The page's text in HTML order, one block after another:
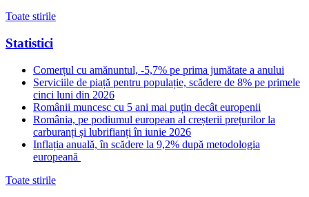
Toate stirile
Statistici
Comerțul cu amănuntul, -5,7% pe prima jumătate a anului
Serviciile de piață pentru populație, scădere de 8% pe primele
cinci luni din 2026
Românii muncesc cu 5 ani mai puțin decât europenii
România, pe podiumul european al creșterii prețurilor la
carburanți și lubrifianți în iunie 2026
Inflația anuală, în scădere la 9,2% după metodologia
europeană
Toate stirile